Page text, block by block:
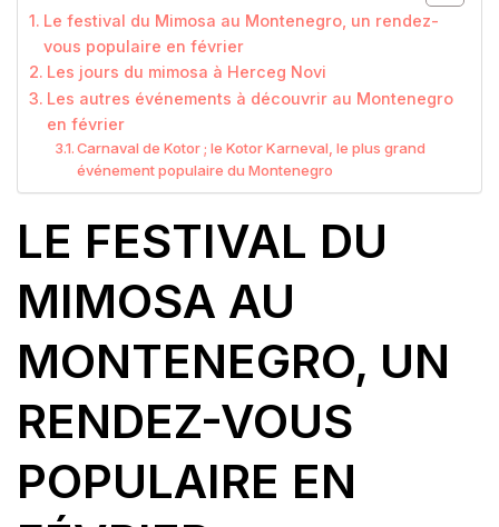
Le festival du Mimosa au Montenegro, un rendez-
vous populaire en février
Les jours du mimosa à Herceg Novi
Les autres événements à découvrir au Montenegro
en février
Carnaval de Kotor ; le Kotor Karneval, le plus grand
événement populaire du Montenegro
LE FESTIVAL DU
MIMOSA AU
MONTENEGRO, UN
RENDEZ-VOUS
POPULAIRE EN